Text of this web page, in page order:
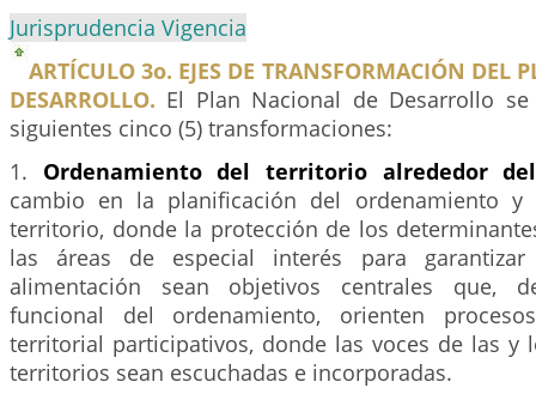
Jurisprudencia Vigencia
ARTÍCULO 3o. EJES DE TRANSFORMACIÓN DEL
DESARROLLO. El Plan Nacional de Desarrollo
siguientes cinco (5) transformaciones:
1. Ordenamiento del territorio alrededor
cambio en la planificación del ordenamiento y
territorio, donde la protección de los
las áreas de especial interés para
alimentación sean objetivos centrales que,
funcional del ordenamiento, orienten
territorial participativos, donde las voces de las y
territorios sean escuchadas e incorporadas.